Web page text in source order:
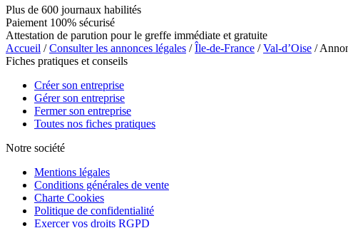
Plus de 600 journaux habilités
Paiement 100% sécurisé
Attestation de parution pour le greffe immédiate et gratuite
Accueil /Consulter les annonces légales /Île-de-France /Val-d’Oise /
Fiches pratiques et conseils
Créer son entreprise
Gérer son entreprise
Fermer son entreprise
Toutes nos fiches pratiques
Notre société
Mentions légales
Conditions générales de vente
Charte Cookies
Politique de confidentialité
Exercer vos droits RGPD